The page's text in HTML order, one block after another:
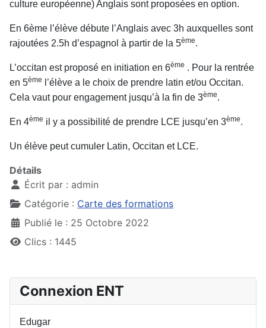
culture européenne) Anglais sont proposées en option.
En 6ème l’élève débute l’Anglais avec 3h auxquelles sont
rajoutées 2.5h d’espagnol à partir de la 5ème.
L’occitan est proposé en initiation en 6ème . Pour la rentrée
en 5ème
l’élève a le choix de prendre latin et/ou Occitan.
Cela vaut pour engagement jusqu’à la fin de 3ème.
En 4ème il y a possibilité de prendre LCE jusqu’en 3ème.
Un élève peut cumuler Latin, Occitan et LCE.
Détails
Écrit par : admin
Catégorie : Carte des formations
Publié le : 25 Octobre 2022
Clics : 1445
Connexion ENT
Edugar